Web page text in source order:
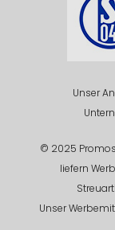
Unser
© 2025
liefern
Unser